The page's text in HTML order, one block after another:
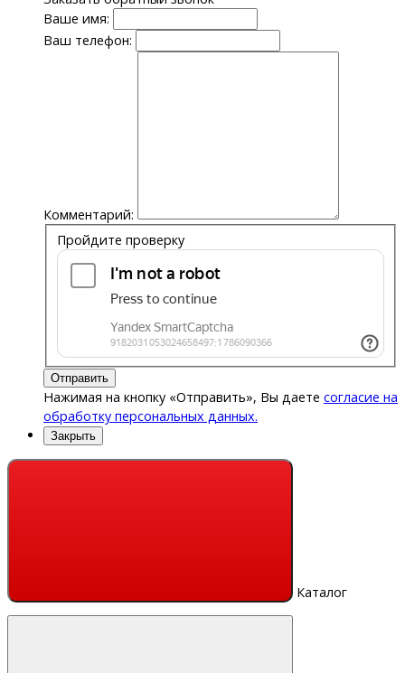
Ваше имя:
Ваш телефон:
Комментарий:
Пройдите проверку
Отправить
Нажимая на кнопку «Отправить», Вы даете согласие на
обработку персональных данных.
Закрыть
Каталог